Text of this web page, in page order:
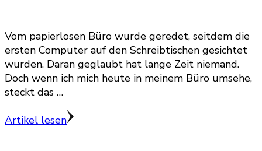
Vom papierlosen Büro wurde geredet, seitdem die
ersten Computer auf den Schreibtischen gesichtet
wurden. Daran geglaubt hat lange Zeit niemand.
Doch wenn ich mich heute in meinem Büro umsehe,
steckt das …
Artikel lesen